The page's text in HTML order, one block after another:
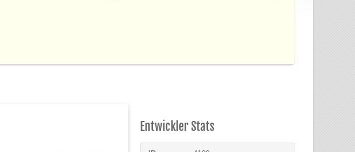
Entwickler Stats